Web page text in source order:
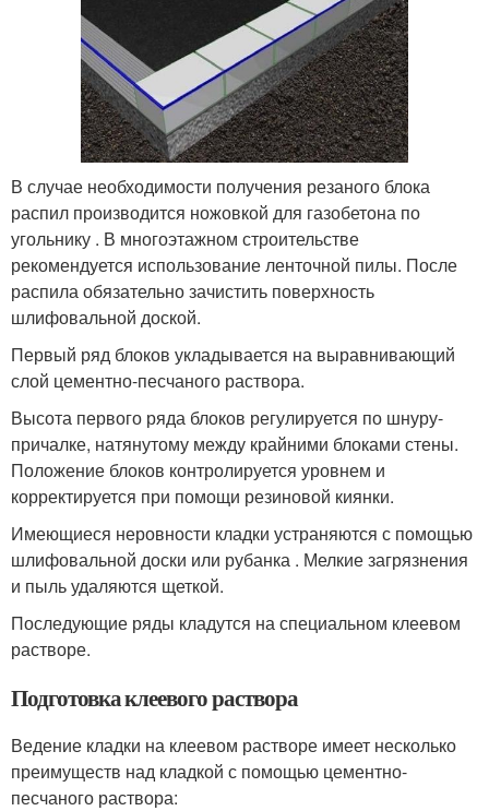
В случае необходимости получения резаного блока
распил производится ножовкой для газобетона по
угольнику . В многоэтажном строительстве
рекомендуется использование ленточной пилы. После
распила обязательно зачистить поверхность
шлифовальной доской.
Первый ряд блоков укладывается на выравнивающий
слой цементно-песчаного раствора.
Высота первого ряда блоков регулируется по шнуру-
причалке, натянутому между крайними блоками стены.
Положение блоков контролируется уровнем и
корректируется при помощи резиновой киянки.
Имеющиеся неровности кладки устраняются с помощью
шлифовальной доски или рубанка . Мелкие загрязнения
и пыль удаляются щеткой.
Последующие ряды кладутся на специальном клеевом
растворе.
Подготовка клеевого раствора
Ведение кладки на клеевом растворе имеет несколько
преимуществ над кладкой с помощью цементно-
песчаного раствора: